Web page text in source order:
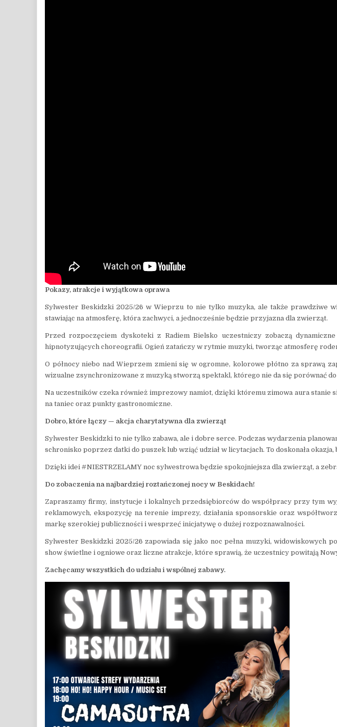
Pokazy, atrakcje i wyjątkowa oprawa
Sylwester Beskidzki 2025/26 w Wieprzu to nie tylko muzyka, ale także prawdziwe
stawiając na atmosferę, która zachwyci, a jednocześnie będzie przyjazna dla zwierząt.
Przed rozpoczęciem dyskoteki z Radiem Bielsko uczestniczy zobaczą dynamiczne
hipnotyzujących choreografii. Ogień zatańczy w rytmie muzyki, tworząc atmosferę
O północy niebo nad Wieprzem zmieni się w ogromne, kolorowe płótno za sprawą
wizualne zsynchronizowane z muzyką stworzą spektakl, którego nie da się porównać
Na uczestników czeka również imprezowy namiot, dzięki któremu zimowa aura stanie
na taniec oraz punkty gastronomiczne.
Dobro, które łączy — akcja charytatywna dla zwierząt
Sylwester Beskidzki to nie tylko zabawa, ale i dobre serce. Podczas wydarzenia
schronisko poprzez datki do puszek lub wziąć udział w licytacjach. To doskonała
Dzięki idei #NIESTRZELAMY noc sylwestrowa będzie spokojniejsza dla zwierząt, a
Do zobaczenia na najbardziej roztańczonej nocy w Beskidach!
Zapraszamy firmy, instytucje i lokalnych przedsiębiorców do współpracy przy tym
reklamowych, ekspozycję na terenie imprezy, działania sponsorskie oraz
markę szerokiej publiczności i wesprzeć inicjatywę o dużej rozpoznawalności.
Sylwester Beskidzki 2025/26 zapowiada się jako noc pełna muzyki, widowiskowych
show świetlne i ogniowe oraz liczne atrakcje, które sprawią, że uczestnicy powitają
Zachęcamy wszystkich do udziału i wspólnej zabawy.